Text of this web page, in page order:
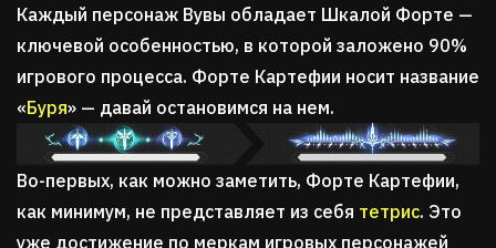
Каждый персонаж Вувы обладает Шкалой Форте —
ключевой особенностью, в которой заложено 90%
игрового процесса. Форте Картефии носит название
«Буря» — давай остановимся на нем.
Во-первых, как можно заметить, Форте Картефии,
как минимум, не представляет из себя тетрис. Это
уже достижение по меркам игровых персонажей